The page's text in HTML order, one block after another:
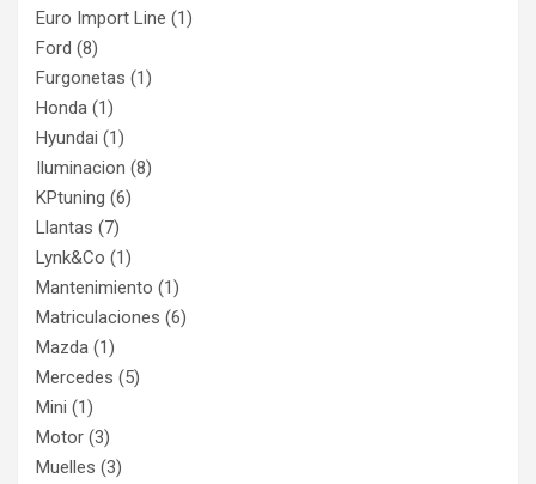
Euro Import Line (1)
Ford (8)
Furgonetas (1)
Honda (1)
Hyundai (1)
Iluminacion (8)
KPtuning (6)
Llantas (7)
Lynk&Co (1)
Mantenimiento (1)
Matriculaciones (6)
Mazda (1)
Mercedes (5)
Mini (1)
Motor (3)
Muelles (3)